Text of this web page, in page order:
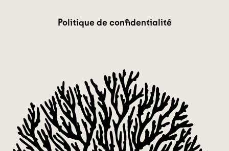
Politique de confidentialité